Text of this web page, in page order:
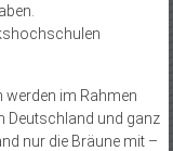
werden im Rahmen
Deutschland und ganz
nur die Bräune mit –